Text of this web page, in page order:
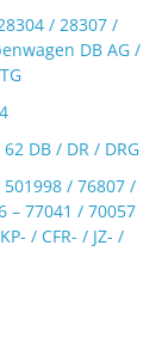
/ 28307 /
DB AG /
DB / DR / DRG
/ 76807 /
– 77041 / 70057
/ CFR- / JZ- /